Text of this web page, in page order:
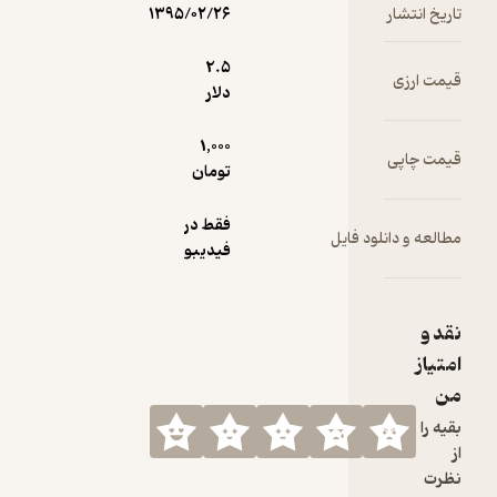
در جانم می
لالایی...
تاریخ انتشار ۱۳۹۵/۰۲/۲۶
قیمت ارزی
2.۵
دلار
قیمت چاپی
1,000
تومان
مطالعه و دانلود فایل
فقط در
فیدیبو
نقد و
امتیاز
من
بقیه را
نظرت